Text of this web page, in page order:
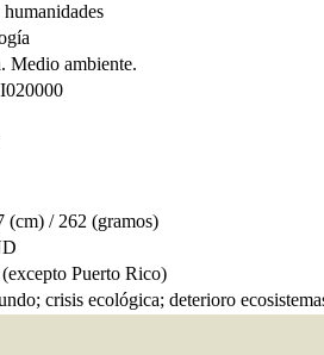
Medio ambiente.
(cm) / 262 (gramos)
Puerto Rico)
crisis ecológica; deterioro